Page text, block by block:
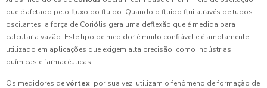
que é afetado pelo fluxo do fluido. Quando o fluido flui através de tubos
oscilantes, a força de Coriólis gera uma deflexão que é medida para
calcular a vazão. Este tipo de medidor é muito confiável e é amplamente
utilizado em aplicações que exigem alta precisão, como indústrias
químicas e farmacêuticas.
Os medidores devórtex, por sua vez, utilizam o fenômeno de formação de